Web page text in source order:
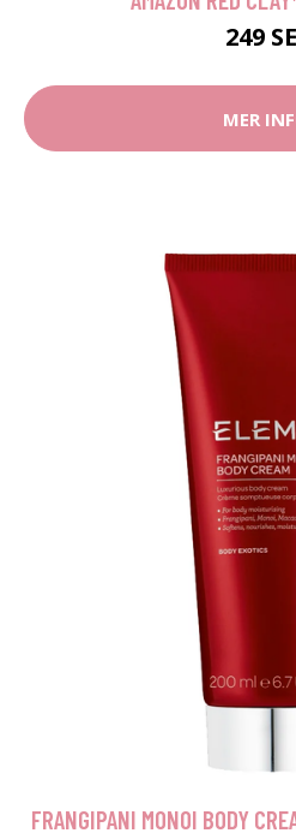
249
MER
FRANGIPANI MONOI BODY